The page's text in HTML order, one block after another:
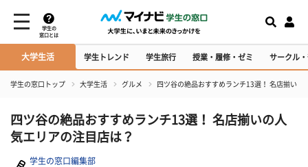
学生の
窓口とは
大学生活 学生トレンド 学生旅行 授業・履修・ゼミ サークル
学生の窓口トップ 大学生活 グルメ 四ツ谷の絶品おすすめランチ13選！ 名店揃いの
四ツ谷の絶品おすすめランチ13選！ 名店揃いの人
気エリアの注目店は？
学生の窓口編集部